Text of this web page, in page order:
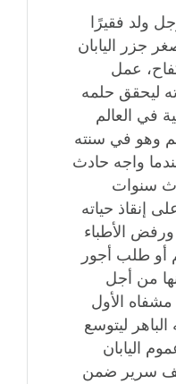
ولد فقيرًا
جزر اليابان
عمل
ليحقق حلمه
في العالم
وهو في سنته
واجه حادث
سنوات
إنقاذ حياته
الأطباء
أو طلب أجور
من أجل
الأول
ليتوسع
اليابان
سرير ضمن